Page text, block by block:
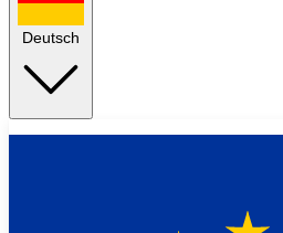
Deutsch